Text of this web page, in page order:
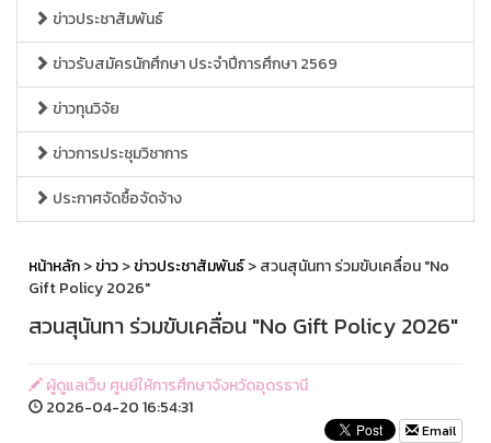
ข่าวประชาสัมพันธ์
ข่าวรับสมัครนักศึกษา ประจำปีการศึกษา 2569
ข่าวทุนวิจัย
ข่าวการประชุมวิชาการ
ประกาศจัดซื้อจัดจ้าง
หน้าหลัก>ข่าว>ข่าวประชาสัมพันธ์> สวนสุนันทา ร่วมขับเคลื่อน "No
Gift Policy 2026"
สวนสุนันทา ร่วมขับเคลื่อน "No Gift Policy 2026"
ผู้ดูแลเว็บ ศูนย์ให้การศึกษาจังหวัดอุดรธานี
2026-04-20 16:54:31
Email